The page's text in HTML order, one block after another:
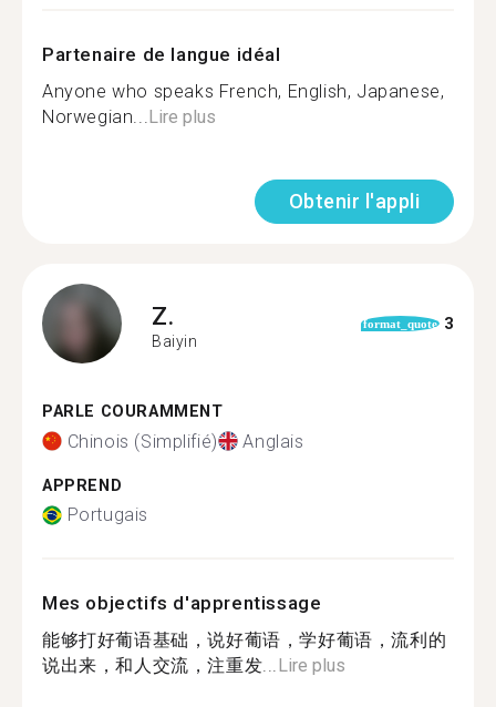
Partenaire de langue idéal
Anyone who speaks French, English, Japanese,
Norwegian...Lire plus
Obtenir l'appli
Z.
Baiyin
format_quote 3
PARLE COURAMMENT
Chinois (Simplifié) Anglais
APPREND
Portugais
Mes objectifs d'apprentissage
能够打好葡语基础，说好葡语，学好葡语，流利的
说出来，和人交流，注重发...Lire plus